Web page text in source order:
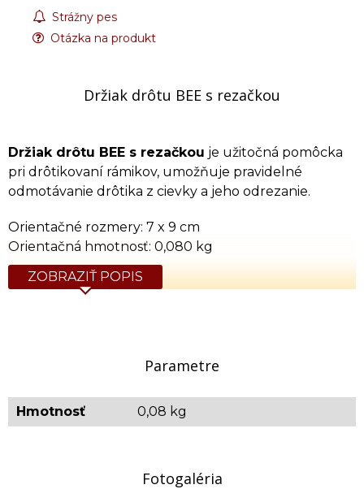
Strážny pes
Otázka na produkt
Držiak drôtu BEE s rezačkou
Držiak drôtu BEE s rezačkou je užitočná pomôcka
pri drôtikovaní rámikov, umožňuje pravidelné
odmotávanie drôtika z cievky a jeho odrezanie.
Orientačné rozmery: 7 x 9 cm
Orientačná hmotnosť: 0,080 kg
ZOBRAZIŤ POPIS
Parametre
Hmotnosť 0,08 kg
Fotogaléria